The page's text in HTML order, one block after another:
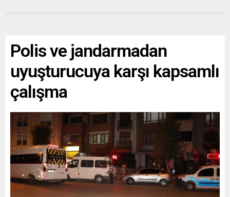
Polis ve jandarmadan
uyuşturucuya karşı kapsamlı
çalışma